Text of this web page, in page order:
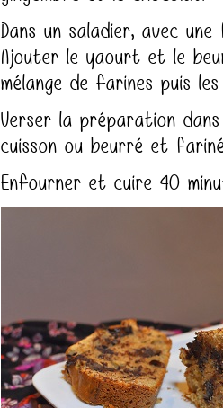
Dans un saladier, avec
Ajouter le yaourt et le
mélange de farines puis
Verser la préparation
cuisson ou beurré et
Enfourner et cuire 40